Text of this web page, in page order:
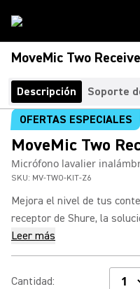
MoveMic Two
Descripción
Soporte
OFERTAS ESPECIALES
MoveMic Two
Micrófono lavalier
SKU: MV-TWO-KIT-Z6
Mejora el nivel de tus
receptor de Shure, la
Leer más
Cantidad: